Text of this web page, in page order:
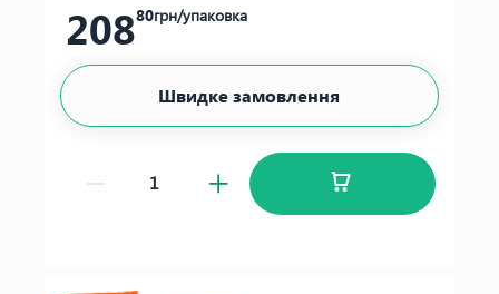
20880грн/упаковка
Швидке замовлення